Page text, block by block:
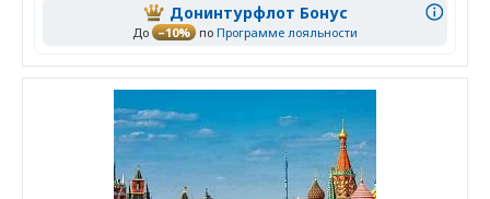
Донинтурфлот Бонус
До –10% по Программе лояльности